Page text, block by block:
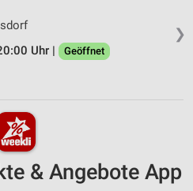
❯
Uhr |
Geöffnet
& Angebote App